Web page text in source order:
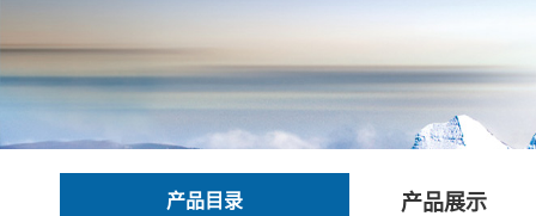
产品目录 产品展示